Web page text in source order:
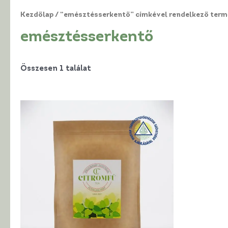
Kezdőlap / “emésztésserkentő” címkével rendelkező
emésztésserkentő
Összesen 1 találat